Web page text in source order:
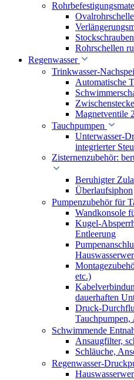
Rohrschellen
Regenwasser
Trinkwasser-
Automatische
Magnetventile
Tauchpumpen
Unterwasser-
integrierter
Zisternenzubehör:
Beruhigter
Überlaufsiphon
Pumpenzubehör für
Wandkonsole
Kugel-
Entleerung
etc.)
dauerhaften
Druck-
Tauchpumpen,
Schwimmende
Ansaugfilter,
Schläuche,
Regenwasser-